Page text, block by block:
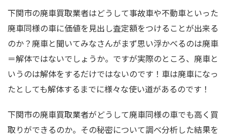
下関市の廃車買取業者はどうして事故車や不動車といった
廃車同様の車に価値を見出し査定額をつけることが出来る
のか？廃車と聞いてみなさんがまず思い浮かべるのは廃車
＝解体ではないでしょうか。ですが実際のところ、廃車と
いうのは解体をするだけではないのです！車は廃車になっ
たとしても解体するまでに様々な使い道があるのです！
下関市の廃車買取業者がどうして廃車同様の車でも高く買
取りができるのか。その秘密について調べ分析した結果を